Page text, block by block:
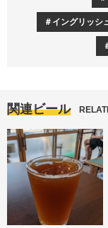
イングリッシ
関連ビール